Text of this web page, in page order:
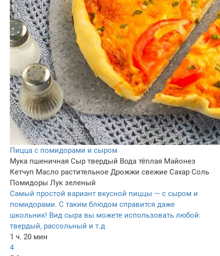
Пицца с помидорами и сыром
Мука пшеничная Сыр твердый Вода тёплая Майонез
Кетчуп Масло растительное Дрожжи свежие Сахар Соль
Помидоры Лук зеленый
Самый простой вариант вкусной пиццы — с сыром и
помидорами. С таким блюдом справится даже
школьник! Вид сыра вы можете использовать любой:
твердый, рассольный и т.д
1 ч. 20 мин
4